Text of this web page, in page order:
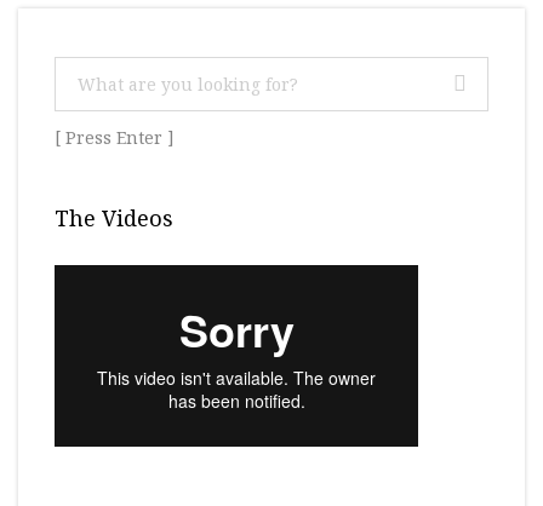
[ Press Enter ]
The Videos